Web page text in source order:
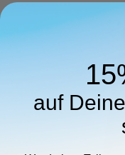
auf